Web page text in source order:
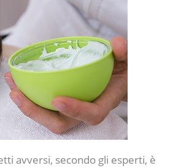
avversi, secondo gli esperti, è